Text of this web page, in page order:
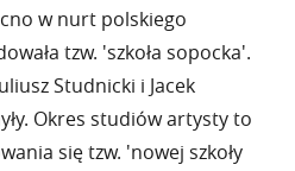
w nurt polskiego
tzw. 'szkoła sopocka'.
Studnicki i Jacek
Okres studiów artysty to
się tzw. 'nowej szkoły